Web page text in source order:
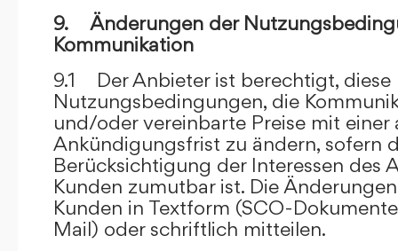
9. Änderungen der
Kommunikation
9.1 Der Anbieter ist berechtigt, diese
Nutzungsbedingungen, die
und/oder vereinbarte Preise mit einer
Ankündigungsfrist zu ändern, sofern
Berücksichtigung der Interessen des
Kunden zumutbar ist. Die
Kunden in Textform (SCO-
Mail) oder schriftlich mitteilen.